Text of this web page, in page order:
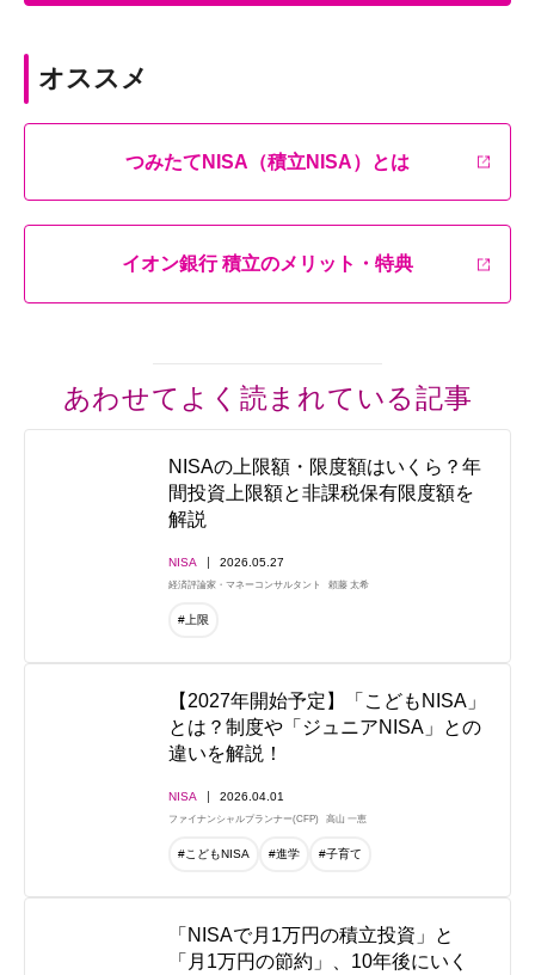
オススメ
つみたてNISA（積立NISA）とは
イオン銀行 積立のメリット・特典
あわせてよく読まれている記事
NISAの上限額・限度額はいくら？年
間投資上限額と非課税保有限度額を
解説
NISA 2026.05.27
経済評論家・マネーコンサルタント 頼藤 太希
#上限
【2027年開始予定】「こどもNISA」
とは？制度や「ジュニアNISA」との
違いを解説！
NISA 2026.04.01
ファイナンシャルプランナー(CFP) 高山 一恵
#こどもNISA #進学 #子育て
「NISAで月1万円の積立投資」と
「月1万円の節約」、10年後にいく